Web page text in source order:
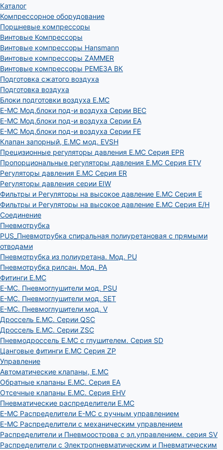
Каталог
Компрессорное оборудование
Поршневые компрессоры
Винтовые Компрессоры
Винтовые компрессоры Hansmann
Винтовые компрессоры ZAMMER
Винтовые компрессоры РЕМЕЗА ВК
Подготовка сжатого воздуха
Подготовка воздуха
Блоки подготовки воздуха E.MC
E-MC Мод.блоки под-и воздуха Серии BEC
E-MC Мод.блоки под-и воздуха Серии EA
E-MC Мод.блоки под-и воздуха Серии FE
Клапан запорный, E.MC мод. EVSH
Прецизионные регуляторы давления E.MC Серия EPR
Пропорциональные регуляторы давления E.MC Серия ETV
Регуляторы давления E.MC Серия ER
Регуляторы давления серии EIW
Фильтры и Регуляторы на высокое давление E.MC Серия E
Фильтры и Регуляторы на высокое давление E.MC Серия E/H
Соединение
Пневмотрубка
PUS_Пневмотрубка спиральная полиуретановая с прямыми
отводами
Пневмотрубка из полиуретана. Мод. РU
Пневмотрубка рилсан. Мод. PA
Фитинги E.MC
E-MC. Пневмоглушители мод. PSU
E-MC. Пневмоглушители мод. SET
E-MC. Пневмоглушители мод. V
Дроссель E.MC. Серии QSC
Дроссель E.MC. Серии ZSC
Пневмодроссель E.MC с глушителем. Серия SD
Цанговые фитинги E.MC Серия ZP
Управление
Автоматические клапаны, Е.МС
Обратные клапаны E.MC. Серия EA
Отсечные клапаны E.MC. Серия EHV
Пневматические распределители E.MC
E-MC Распределители E-MC с ручным управлением
E-MC Распределители с механическим управлением
Распределители и Пневмоострова с эл.управлением. серия SV
Распределители с Электропневматическим и Пневматическим